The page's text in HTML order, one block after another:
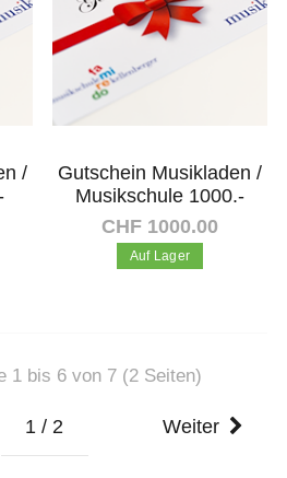
/
Gutschein Musikladen /
Musikschule 1000.-
CHF 1000.00
Auf Lager
1 bis 6 von 7 (2 Seiten)
1 / 2 Weiter